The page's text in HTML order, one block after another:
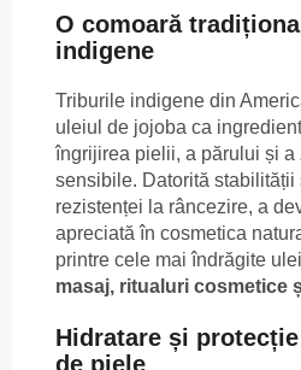
O comoară
indigene
Triburile indigene din
uleiul de jojoba ca
îngrijirea pielii, a părului și a
sensibile. Datorită stabilității
rezistenței la râncezire, a
apreciată în cosmetica
printre cele mai îndrăgite
masaj, ritualuri cosmetice
Hidratare și
de piele